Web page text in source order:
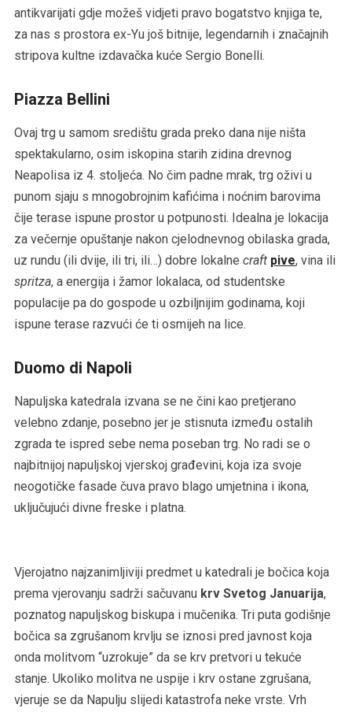
antikvarijati gdje možeš vidjeti pravo bogatstvo knjiga te,
za nas s prostora ex-Yu još bitnije, legendarnih i značajnih
stripova kultne izdavačka kuće Sergio Bonelli.
Piazza Bellini
Ovaj trg u samom središtu grada preko dana nije ništa
spektakularno, osim iskopina starih zidina drevnog
Neapolisa iz 4. stoljeća. No čim padne mrak, trg oživi u
punom sjaju s mnogobrojnim kafićima i noćnim barovima
čije terase ispune prostor u potpunosti. Idealna je lokacija
za večernje opuštanje nakon cjelodnevnog obilaska grada,
uz rundu (ili dvije, ili tri, ili…) dobre lokalne craft pive, vina ili
spritza, a energija i žamor lokalaca, od studentske
populacije pa do gospode u ozbiljnijim godinama, koji
ispune terase razvući će ti osmijeh na lice.
Duomo di Napoli
Napuljska katedrala izvana se ne čini kao pretjerano
velebno zdanje, posebno jer je stisnuta između ostalih
zgrada te ispred sebe nema poseban trg. No radi se o
najbitnijoj napuljskoj vjerskoj građevini, koja iza svoje
neogotičke fasade čuva pravo blago umjetnina i ikona,
uključujući divne freske i platna.
Vjerojatno najzanimljiviji predmet u katedrali je bočica koja
prema vjerovanju sadrži sačuvanukrv Svetog Januarija,
poznatog napuljskog biskupa i mučenika. Tri puta godišnje
bočica sa zgrušanom krvlju se iznosi pred javnost koja
onda molitvom “uzrokuje” da se krv pretvori u tekuće
stanje. Ukoliko molitva ne uspije i krv ostane zgrušana,
vjeruje se da Napulju slijedi katastrofa neke vrste. Vrh